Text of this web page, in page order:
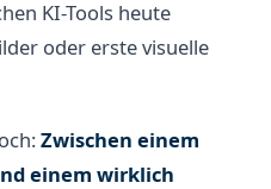
KI-Tools heute
oder erste visuelle
Zwischen einem
einem wirklich